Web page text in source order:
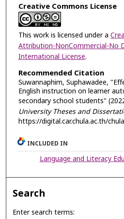
Creative Commons License
This work is licensed under a
Attribution-NonCommercial-No
International License.
Recommended Citation
Suwannaphim, Suphawadee,
English instruction on learner
secondary school students"
University Theses and
https://digital.car.chula.ac.th/
INCLUDED IN
Language and Literacy
Search
Enter search terms: